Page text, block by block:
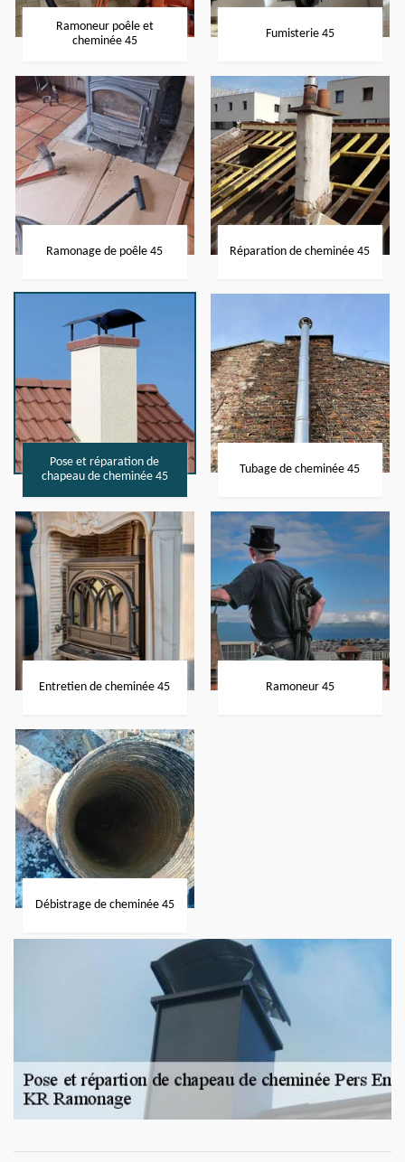
Ramoneur poêle et
cheminée 45
Fumisterie 45
Ramonage de poêle 45 Réparation de cheminée 45
Pose et réparation de
chapeau de cheminée 45
Tubage de cheminée 45
Entretien de cheminée 45 Ramoneur 45
Débistrage de cheminée 45